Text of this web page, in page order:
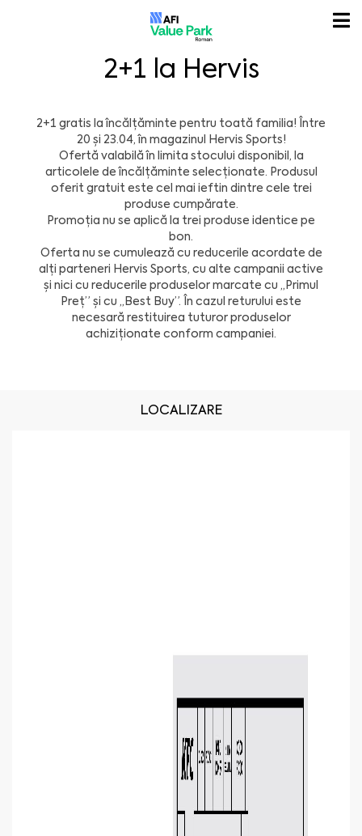
2+1 la Hervis
2+1 gratis la încălțăminte pentru toată familia! Între
20 și 23.04, în magazinul Hervis Sports!
Ofertă valabilă în limita stocului disponibil, la
articolele de încălțăminte selecționate. Produsul
oferit gratuit este cel mai ieftin dintre cele trei
produse cumpărate.
Promoția nu se aplică la trei produse identice pe
bon.
Oferta nu se cumulează cu reducerile acordate de
alți parteneri Hervis Sports, cu alte campanii active
și nici cu reducerile produselor marcate cu ,,Primul
Preț” și cu ,,Best Buy”. În cazul returului este
necesară restituirea tuturor produselor
achiziționate conform campaniei.
LOCALIZARE